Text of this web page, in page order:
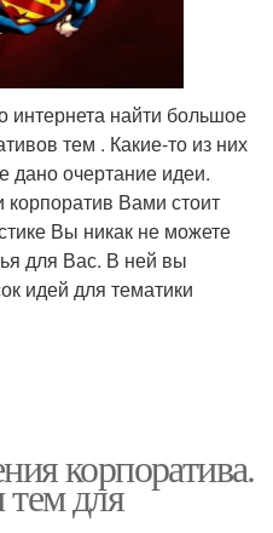
интернета найти большое
тем . Какие-то из них
дано очертание идеи.
Вами стоит
Вы никак не можете
для Вас. В ней вы
идей для тематики
корпоратива.
тем для